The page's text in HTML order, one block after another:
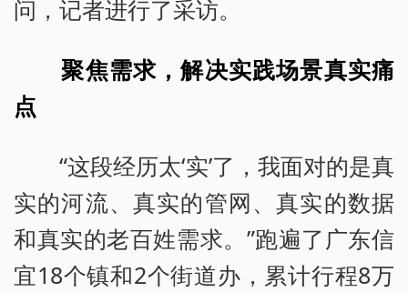
问，记者进行了采访。
聚焦需求，解决实践场景真实痛
点
“这段经历太‘实’了，我面对的是真
实的河流、真实的管网、真实的数据
和真实的老百姓需求。”跑遍了广东信
宜18个镇和2个街道办，累计行程8万